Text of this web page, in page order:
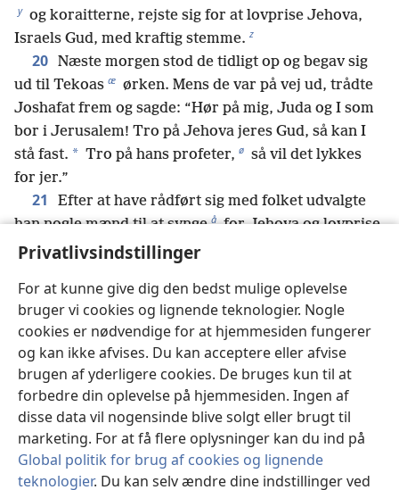
Privatlivsindstillinger
For at kunne give dig den bedst mulige oplevelse
bruger vi cookies og lignende teknologier. Nogle
cookies er nødvendige for at hjemmesiden fungerer
og kan ikke afvises. Du kan acceptere eller afvise
brugen af yderligere cookies. De bruges kun til at
forbedre din oplevelse på hjemmesiden. Ingen af
disse data vil nogensinde blive solgt eller brugt til
marketing. For at få flere oplysninger kan du ind på
Global politik for brug af cookies og lignende
teknologier. Du kan selv ændre dine indstillinger ved
y og koraitterne, rejste sig for at lovprise Jehova,
Israels Gud, med kraftig stemme. z
20 Næste morgen stod de tidligt op og begav sig
ud til Tekoas æ ørken. Mens de var på vej ud, trådte
Joshafat frem og sagde: “Hør på mig, Juda og I som
bor i Jerusalem! Tro på Jehova jeres Gud, så kan I
stå fast. * Tro på hans profeter, ø så vil det lykkes
for jer.”
21
Efter at have rådført sig med folket udvalgte
han nogle mænd til at synge å for Jehova og lovprise
ham i hellige klæder. De skulle gå foran soldaterne
varer evigt.” a
22 Da de glade begyndte at synge lovsange,
sørgede Jehova for at de mænd fra Ammon, Moab og
Seirs bjergland der trængte ind i Juda, blev udsat for
et bagholdsangreb, og de gav sig til at hugge
hinanden ned. b
Ammonitterne og moabitterne
vendte sig mod indbyggerne fra Seirs bjergland
for
at udslette og tilintetgøre dem. Så snart de var
færdige med Seirs indbyggere, gav de sig til at